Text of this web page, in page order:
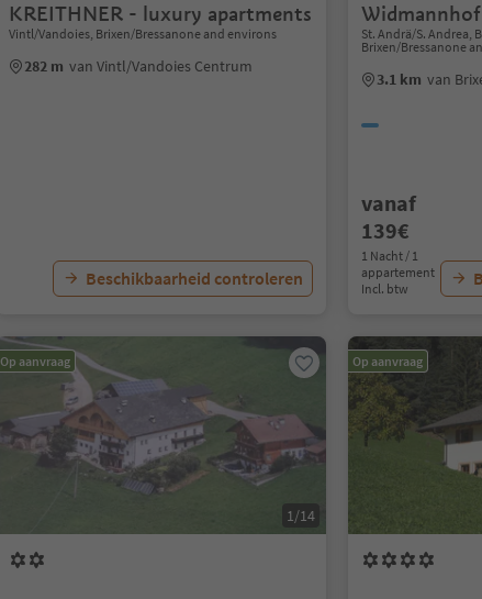
KREITHNER - luxury apartments
Vintl/Vandoies, Brixen/Bressanone and environs
282 m van Vintl/Vandoies Centrum
Beschikbaarheid controleren
Widmannhof
St. Andrä/S. Andrea,
Brixen/Bressanone
3.1 km van
vanaf
139€
1 Nacht / 1
appartement
Incl. btw
Op aanvraag
1/14
Op aanvraag